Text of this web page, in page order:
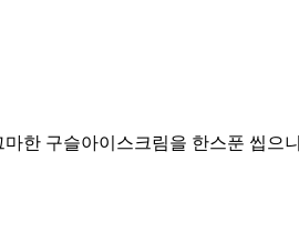
한 구슬아이스크림을 한스푼 씹으